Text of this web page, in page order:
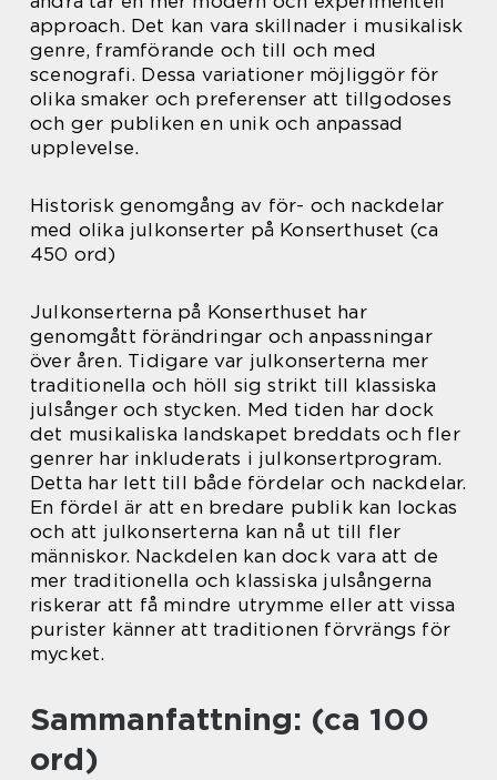
approach. Det kan vara skillnader i musikalisk
genre, framförande och till och med
scenografi. Dessa variationer möjliggör för
olika smaker och preferenser att tillgodoses
och ger publiken en unik och anpassad
upplevelse.
Historisk genomgång av för- och nackdelar
med olika julkonserter på Konserthuset (ca
450 ord)
Julkonserterna på Konserthuset har
genomgått förändringar och anpassningar
över åren. Tidigare var julkonserterna mer
traditionella och höll sig strikt till klassiska
julsånger och stycken. Med tiden har dock
det musikaliska landskapet breddats och fler
genrer har inkluderats i julkonsertprogram.
Detta har lett till både fördelar och nackdelar.
En fördel är att en bredare publik kan lockas
och att julkonserterna kan nå ut till fler
människor. Nackdelen kan dock vara att de
mer traditionella och klassiska julsångerna
riskerar att få mindre utrymme eller att vissa
purister känner att traditionen förvrängs för
mycket.
Sammanfattning: (ca 100
ord)